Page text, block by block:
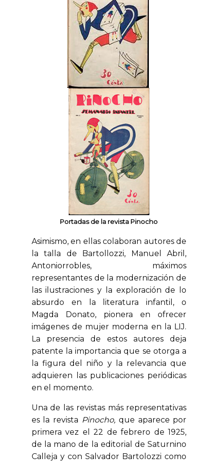
Portadas de la revista Pinocho
Asimismo, en ellas colaboran autores de
la talla de Bartollozzi, Manuel Abril,
Antoniorrobles, máximos
representantes de la modernización de
las ilustraciones y la exploración de lo
absurdo en la literatura infantil, o
Magda Donato, pionera en ofrecer
imágenes de mujer moderna en la LIJ.
La presencia de estos autores deja
patente la importancia que se otorga a
la figura del niño y la relevancia que
adquieren las publicaciones periódicas
en el momento.
Una de las revistas más representativas
es la revista Pinocho, que aparece por
primera vez el 22 de febrero de 1925,
de la mano de la editorial de Saturnino
Calleja y con Salvador Bartolozzi como